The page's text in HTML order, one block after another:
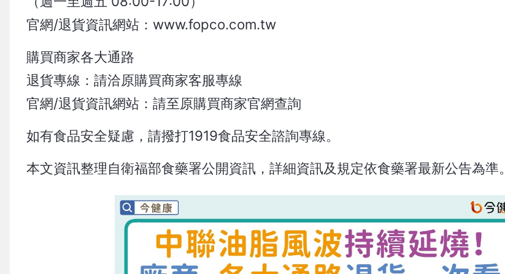
官網/退貨資訊網站：www.fopco.com.tw
購買商家各大通路
退貨專線：請洽原購買商家客服專線
官網/退貨資訊網站：請至原購買商家官網查詢
如有食品安全疑慮，請撥打1919食品安全諮詢專線。
本文資訊整理自衛福部食藥署公開資訊，詳細資訊及規定依食藥署最新公告為準。